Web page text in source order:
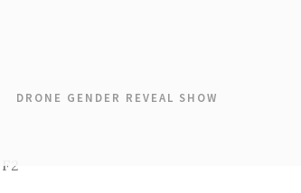
DRONE GENDER REVEAL SHOW
F2